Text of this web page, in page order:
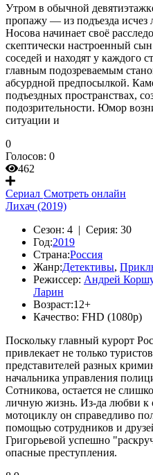
Утром в обычной
пропажу — из подъезда
Носова начинает своё
скептически настроенный
соседей и находят у каждого
главным подозреваемым
абсурдной предпосылкой.
подъездных пространствах,
подозрительности. Юмор
ситуации и
0
Голосов: 0
462
Сериал Смотреть онлайн
Лихач (2019)
Сезон: 4 | Серия: 30
Год:2019
Страна:Россия
Жанр:Детективы,
Режиссер: Андрей
Ларин
Возраст:12+
Качество: FHD (1080p)
Поскольку главный курорт
привлекает не только
представителей разных
начальника управления
Сотникова, остается не
личную жизнь. Из-да любви к
мотоциклу он справедливо
помощью сотрудников и
Григорьевой успешно
опасные преступления.